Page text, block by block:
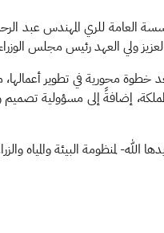
العامة للري المهندس
ولي العهد رئيس مجلس
محورية في تطوير أعمالها،
المملكة، إضافةً إلى مسؤولية
لمنظومة البيئة والمياه